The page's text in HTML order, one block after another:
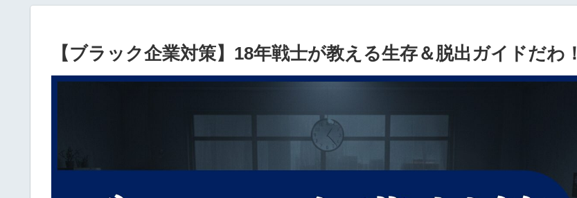
【ブラック企業対策】18年戦士が教える生存＆脱出ガイドだわ！